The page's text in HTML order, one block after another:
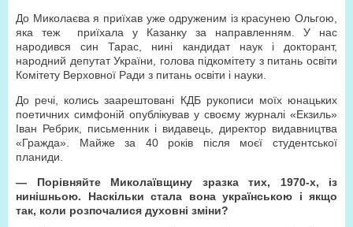
До Миколаєва я приїхав уже одруженим із красунею Ольгою,
яка теж приїхала у Казанку за направленням. У нас
народився син Тарас, нині кандидат наук і докторант,
народний депутат України, голова підкомітету з питань освіти
Комітету Верховної Ради з питань освіти і науки.
До речі, колись заарештовані КДБ рукописи моїх юнацьких
поетичних симфоній опублікував у своєму журналі «Екзиль»
Іван Ребрик, письменник і видавець, директор видавництва
«Гражда». Майже за 40 років після моєї студентської
планиди.
— Порівняйте Миколаївщину зразка тих, 1970-х, із
нинішньою. Наскільки стала вона українською і якщо
так, коли розпочалися духовні зміни?